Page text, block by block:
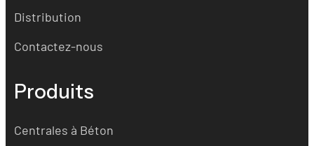
Distribution
Contactez-nous
Produits
Centrales à Béton